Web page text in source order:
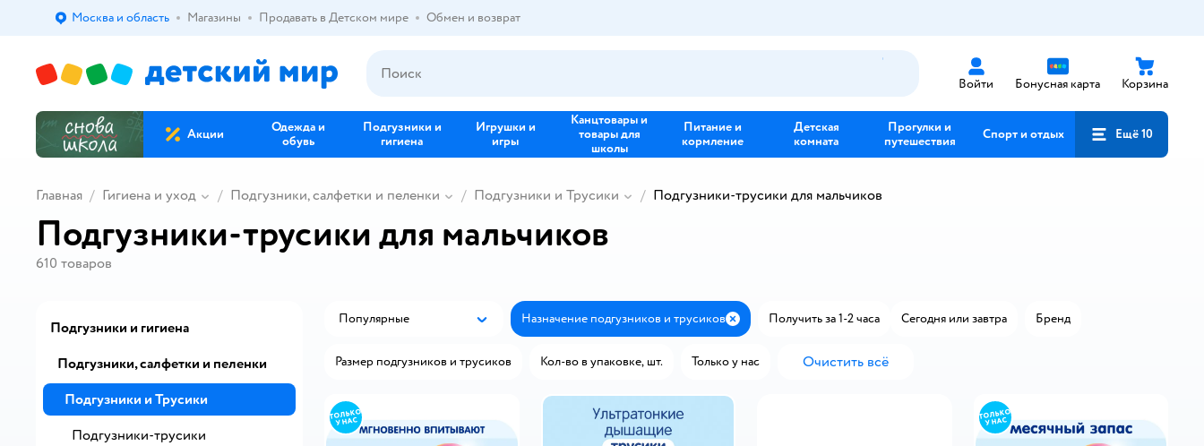
Выбор адреса доставки.
Москва и область Магазины Продавать в Детском мире Обмен и возврат
Войти Бонусная карта Корзина
Акции
Одежда и
обувь
Подгузники и
гигиена
Игрушки и
игры
Канцтовары и
товары для
школы
Питание и
кормление
Детская
комната
Прогулки и
путешествия
Спорт и отдых Ещё 10
Главная Гигиена и уход Подгузники, салфетки и пеленки Подгузники и Трусики Подгузники-трусики для мальчиков
Подгузники-трусики для мальчиков
610 товаров
Популярные
Популярные Назначение подгузников и трусиков ЗакрытьПолучить за 1-2 часа Сегодня или завтра Бренд
Размер подгузников и трусиков Кол-во в упаковке, шт. Только у нас Очистить всё
Подгузники и гигиена
Подгузники, салфетки и пеленки
Подгузники и Трусики
Подгузники-трусики